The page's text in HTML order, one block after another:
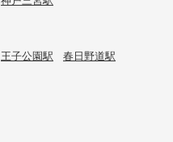
王子公園駅 春日野道駅